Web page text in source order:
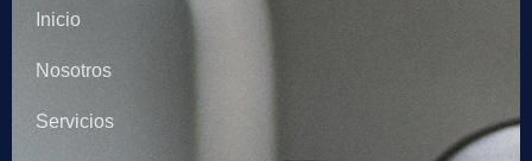
Inicio
Nosotros
Servicios